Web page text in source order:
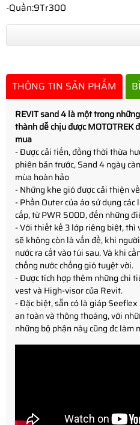
-Quần:9Tr300
THÔNG TIN SẢN PHẨM
REVIT sand 4 là một trong
thành dễ chịu được MOTOTREK
mua
- Được cải tiến, đồng thời thừa
phiên bản trước, Sand 4 ngày
mùa hoàn hảo
- Những khe gió được cải thiện
- Phần Outer của áo sử dụng
cấp, từ PWR 500D, đến những
- Với thiết kế 3 lớp riêng biệt,
sẽ không còn là vấn đề, khi
nước ra cất vào túi sau. Và khi
chống nước chống gió tuyệt vời.
- Được tích hợp thêm những chi
vest và High-visor của Revit.
- Đặc biệt, sẵn có là giáp
an toàn và thông thoáng, với
những bộ phận này cũng đc làm